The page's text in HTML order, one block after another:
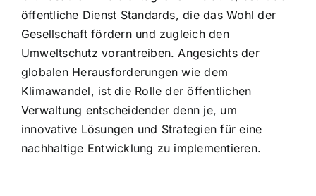
öffentliche Dienst Standards, die das Wohl der
Gesellschaft fördern und zugleich den
Umweltschutz vorantreiben. Angesichts der
globalen Herausforderungen wie dem
Klimawandel, ist die Rolle der öffentlichen
Verwaltung entscheidender denn je, um
innovative Lösungen und Strategien für eine
nachhaltige Entwicklung zu implementieren.